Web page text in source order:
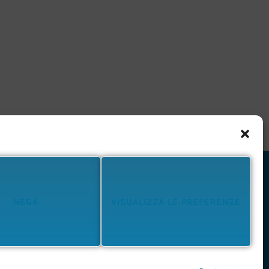
o trattamenti medici e psicologici. In presenza di patologie o